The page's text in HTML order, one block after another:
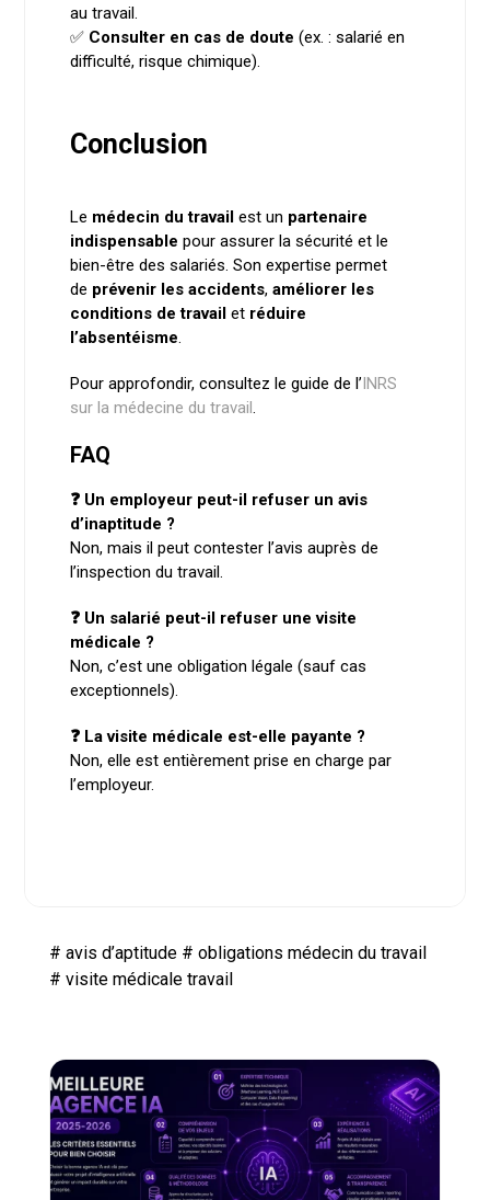
au travail.
✅ Consulter en cas de doute (ex. : salarié en
difficulté, risque chimique).
Conclusion
Le médecin du travailest un partenaire
indispensable pour assurer la sécurité et le
bien-être des salariés. Son expertise permet
de prévenir les accidents, améliorer les
conditions de travailet réduire
l’absentéisme.
Pour approfondir, consultez le guide de l’INRS
sur la médecine du travail.
FAQ
❓ Un employeur peut-il refuser un avis
d’inaptitude ?
Non, mais il peut contester l’avis auprès de
l’inspection du travail.
❓ Un salarié peut-il refuser une visite
médicale ?
Non, c’est une obligation légale (sauf cas
exceptionnels).
❓ La visite médicale est-elle payante ?
Non, elle est entièrement prise en charge par
l’employeur.
# avis d’aptitude# obligations médecin du travail
# visite médicale travail